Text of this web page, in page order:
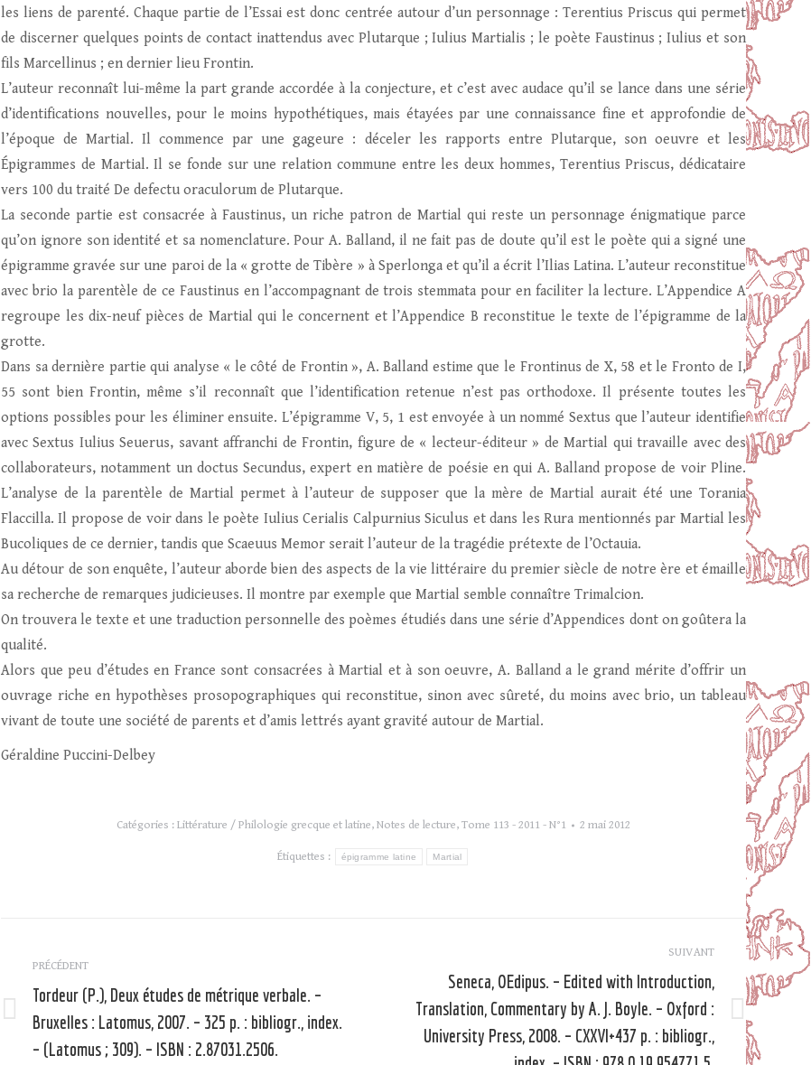
les liens de parenté. Chaque partie de l’Essai est donc centrée autour d’un personnage : Terentius Priscus qui permet
de discerner quelques points de contact inattendus avec Plutarque ; Iulius Martialis ; le poète Faustinus ; Iulius et son
fils Marcellinus ; en dernier lieu Frontin.
L’auteur reconnaît lui-même la part grande accordée à la conjecture, et c’est avec audace qu’il se lance dans une série
d’identifications nouvelles, pour le moins hypothétiques, mais étayées par une connaissance fine et approfondie de
l’époque de Martial. Il commence par une gageure : déceler les rapports entre Plutarque, son oeuvre et les
Épigrammes de Martial. Il se fonde sur une relation commune entre les deux hommes, Terentius Priscus, dédicataire
vers 100 du traité De defectu oraculorum de Plutarque.
La seconde partie est consacrée à Faustinus, un riche patron de Martial qui reste un personnage énigmatique parce
qu’on ignore son identité et sa nomenclature. Pour A. Balland, il ne fait pas de doute qu’il est le poète qui a signé une
épigramme gravée sur une paroi de la « grotte de Tibère » à Sperlonga et qu’il a écrit l’Ilias Latina. L’auteur reconstitue
avec brio la parentèle de ce Faustinus en l’accompagnant de trois stemmata pour en faciliter la lecture. L’Appendice A
regroupe les dix-neuf pièces de Martial qui le concernent et l’Appendice B reconstitue le texte de l’épigramme de la
grotte.
Dans sa dernière partie qui analyse « le côté de Frontin », A. Balland estime que le Frontinus de X, 58 et le Fronto de I,
55 sont bien Frontin, même s’il reconnaît que l’identification retenue n’est pas orthodoxe. Il présente toutes les
options possibles pour les éliminer ensuite. L’épigramme V, 5, 1 est envoyée à un nommé Sextus que l’auteur identifie
avec Sextus Iulius Seuerus, savant affranchi de Frontin, figure de « lecteur-éditeur » de Martial qui travaille avec des
collaborateurs, notamment un doctus Secundus, expert en matière de poésie en qui A. Balland propose de voir Pline.
L’analyse de la parentèle de Martial permet à l’auteur de supposer que la mère de Martial aurait été une Torania
Flaccilla. Il propose de voir dans le poète Iulius Cerialis Calpurnius Siculus et dans les Rura mentionnés par Martial les
Bucoliques de ce dernier, tandis que Scaeuus Memor serait l’auteur de la tragédie prétexte de l’Octauia.
Au détour de son enquête, l’auteur aborde bien des aspects de la vie littéraire du premier siècle de notre ère et émaille
sa recherche de remarques judicieuses. Il montre par exemple que Martial semble connaître Trimalcion.
On trouvera le texte et une traduction personnelle des poèmes étudiés dans une série d’Appendices dont on goûtera la
qualité.
Alors que peu d’études en France sont consacrées à Martial et à son oeuvre, A. Balland a le grand mérite d’offrir un
ouvrage riche en hypothèses prosopographiques qui reconstitue, sinon avec sûreté, du moins avec brio, un tableau
vivant de toute une société de parents et d’amis lettrés ayant gravité autour de Martial.
Géraldine Puccini-Delbey
Catégories : Littérature / Philologie grecque et latine, Notes de lecture, Tome 113 - 2011 - N°1 2 mai 2012
Étiquettes : épigramme latine Martial
article
PRÉCÉDENT
Article
précédent
Tordeur (P.), Deux études de métrique verbale. –
Bruxelles : Latomus, 2007. – 325 p. : bibliogr., index.
– (Latomus ; 309). – ISBN : 2.87031.2506.
SUIVANT
Article
suivant
Seneca, OEdipus. – Edited with Introduction,
Translation, Commentary by A. J. Boyle. – Oxford :
University Press, 2008. – CXXVI+437 p. : bibliogr.,